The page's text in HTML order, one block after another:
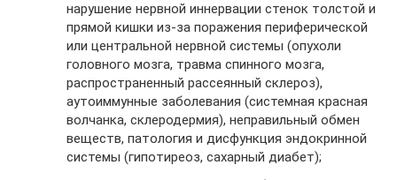
нарушение нервной иннервации стенок толстой и
прямой кишки из-за поражения периферической
или центральной нервной системы (опухоли
головного мозга, травма спинного мозга,
распространенный рассеянный склероз),
аутоиммунные заболевания (системная красная
волчанка, склеродермия), неправильный обмен
веществ, патология и дисфункция эндокринной
системы (гипотиреоз, сахарный диабет);